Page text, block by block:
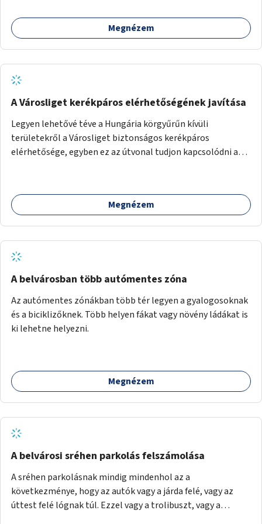
Megnézem
A Városliget kerékpáros elérhetőségének javítása
Legyen lehetővé téve a Hungária körgyűrűn kívüli
területekről a Városliget biztonságos kerékpáros
elérhetősége, egyben ez az útvonal tudjon kapcsolódni a
kerékpárosbaráttá alakítása a Korong utcától kezdődően a
Dózsa György útig, és kapcsolatot kell biztosítani az István
útig, majd a Városliget belváros felé eső oldalán a Zichy
Mihály útról kapcsolatot kell létesíteni a Damjanich utca
felé.
Megnézem
A belvárosban több autómentes zóna
Az autómentes zónákban több tér legyen a gyalogosoknak
és a biciklizőknek. Több helyen fákat vagy növény ládákat is
ki lehetne helyezni.
Megnézem
A belvárosi sréhen parkolás felszámolása
A sréhen parkolásnak mindig mindenhol az a
következménye, hogy az autók vagy a járda felé, vagy az
úttest felé lógnak túl. Ezzel vagy a trolibuszt, vagy a